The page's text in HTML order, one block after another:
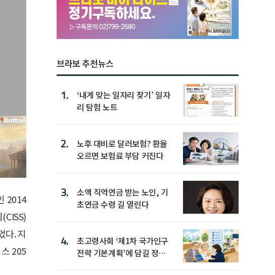
2014
다. 지
205
브라보 추천뉴스
1.
‘내게 맞는 일자리 찾기’ 일자
리 탐험 노트
2.
노후 대비로 달러보험? 환율
오르면 보험료 부담 커진다
3.
소액 직역연금 받는 노인, 기
초연금 수령 길 열린다
4.
초고령사회 ‘제1차 국가인구
전략 기본계획’에 담길 정책